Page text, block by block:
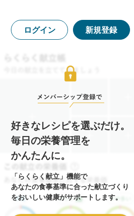
ログイン 新規登録
好きなレシピを選ぶだけ。
毎日の栄養管理を
かんたんに。
「らくらく献立」機能で
あなたの食事基準に合った献立づくり
をおいしい健康がサポートします。